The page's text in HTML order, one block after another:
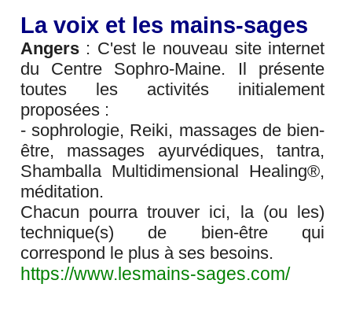
La voix et les mains-sages
Angers: C'est le nouveau site internet
du Centre Sophro-Maine. Il présente
toutes les activités initialement
proposées :
- sophrologie, Reiki, massages de bien-
être, massages ayurvédiques, tantra,
Shamballa Multidimensional Healing®,
méditation.
Chacun pourra trouver ici, la (ou les)
technique(s) de bien-être qui
correspond le plus à ses besoins.
https://www.lesmains-sages.com/